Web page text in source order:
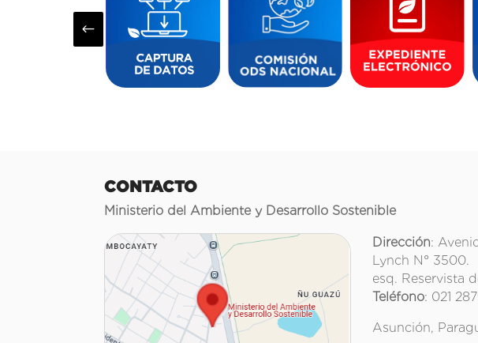
#
CONTACTO
Ministerio del Ambiente y Desarrollo Sostenible
Dirección:
Lynch N° 3500.
esq. Reservista
Teléfono: 021
Asunción,